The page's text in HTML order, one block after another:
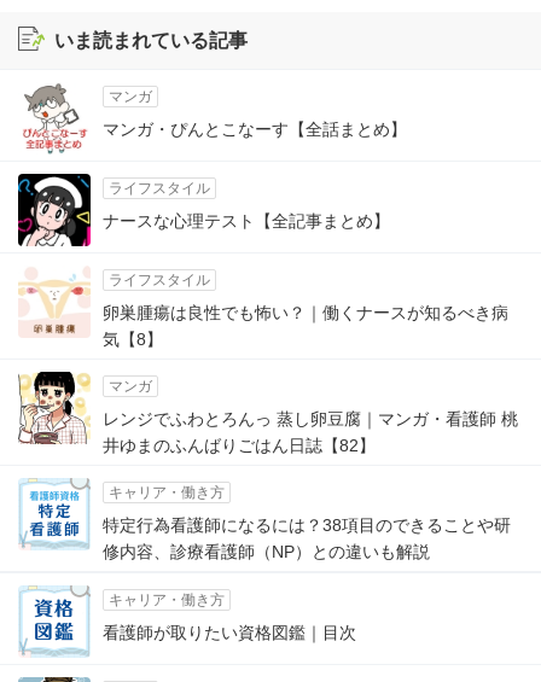
いま読まれている記事
マンガ
マンガ・ぴんとこなーす【全話まとめ】
ライフスタイル
ナースな心理テスト【全記事まとめ】
ライフスタイル
卵巣腫瘍は良性でも怖い？｜働くナースが知るべき病
気【8】
マンガ
レンジでふわとろんっ 蒸し卵豆腐｜マンガ・看護師 桃
井ゆまのふんばりごはん日誌【82】
キャリア・働き方
特定行為看護師になるには？38項目のできることや研
修内容、診療看護師（NP）との違いも解説
キャリア・働き方
看護師が取りたい資格図鑑｜目次